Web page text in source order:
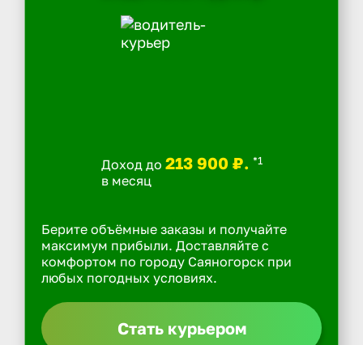
Доход до 213 900 ₽. *1
в месяц
Берите объёмные заказы и получайте
максимум прибыли. Доставляйте с
комфортом по городу Саяногорск при
любых погодных условиях.
Стать курьером